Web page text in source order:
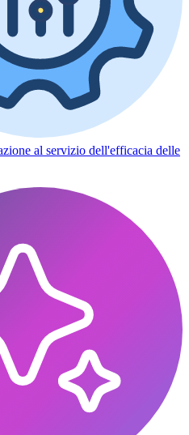
al servizio dell'efficacia delle